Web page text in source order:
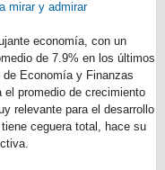
mirar y admirar
economía, con un
de 7.9% en los últimos
Economía y Finanzas
promedio de crecimiento
relevante para el desarrollo
ceguera total, hace su